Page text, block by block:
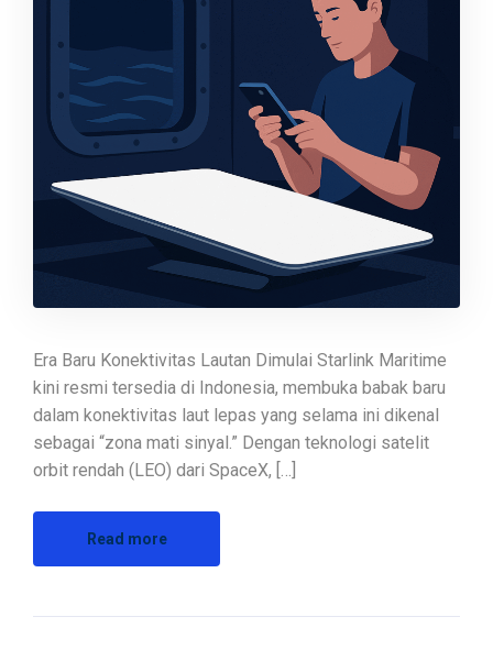
Era Baru Konektivitas Lautan Dimulai Starlink Maritime
kini resmi tersedia di Indonesia, membuka babak baru
dalam konektivitas laut lepas yang selama ini dikenal
sebagai “zona mati sinyal.” Dengan teknologi satelit
orbit rendah (LEO) dari SpaceX, […]
Read more